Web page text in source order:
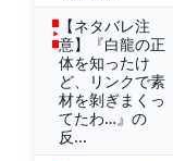
【ネタバレ注
意】『白龍の正
体を知ったけ
ど、リンクで素
材を剝ぎまくっ
てたわ…』の
反...